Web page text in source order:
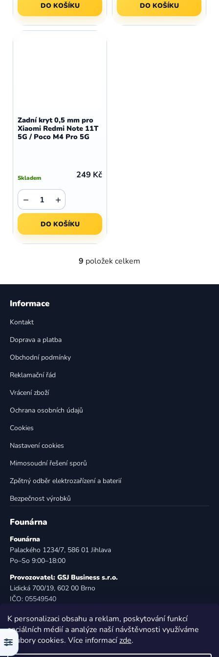
K personalizaci obsahu a reklam, poskytování funkcí
sociálních médií a analýze naší návštěvnosti využíváme
soubory cookies. Více informacízde.
DO KOŠÍKU DO KOŠÍKU
Zadní kryt 0,5 mm pro
Xiaomi Redmi Note 11T
5G / Poco M4 Pro 5G
Skladem 249 Kč
+
−
DO KOŠÍKU
O
l
9 položek celkem
Z
Informace
Kontakt
Doprava a platba
Obchodní podmínky
Reklamační řád
Vrácení zboží
Ochrana osobních údajů
Cookies
Nastavení cookies
Mimosoudní řešení sporů
Zpětný odběr elektrozařízení a baterií
Bezpečnost výrobků
Founárna
Founárna
Palackého 1234/7, 586 01 Jihlava
Po–So 9:00–18:00
Provozovatel: GSJ Business s.r.o.
Lidická 700/19, 602 00 Brno
IČO: 05549540
E-mail:info@founarna.cz
Telefon: 721 485 258
© Founárna. Všechna práva vyhrazena.
Filtr